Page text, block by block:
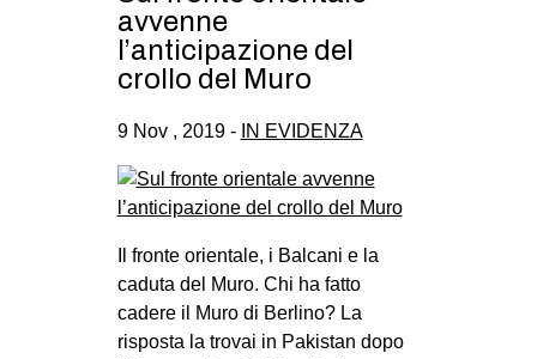
avvenne
l’anticipazione del
crollo del Muro
9 Nov , 2019 - IN EVIDENZA
Il fronte orientale, i Balcani e la
caduta del Muro. Chi ha fatto
cadere il Muro di Berlino? La
risposta la trovai in Pakistan dopo